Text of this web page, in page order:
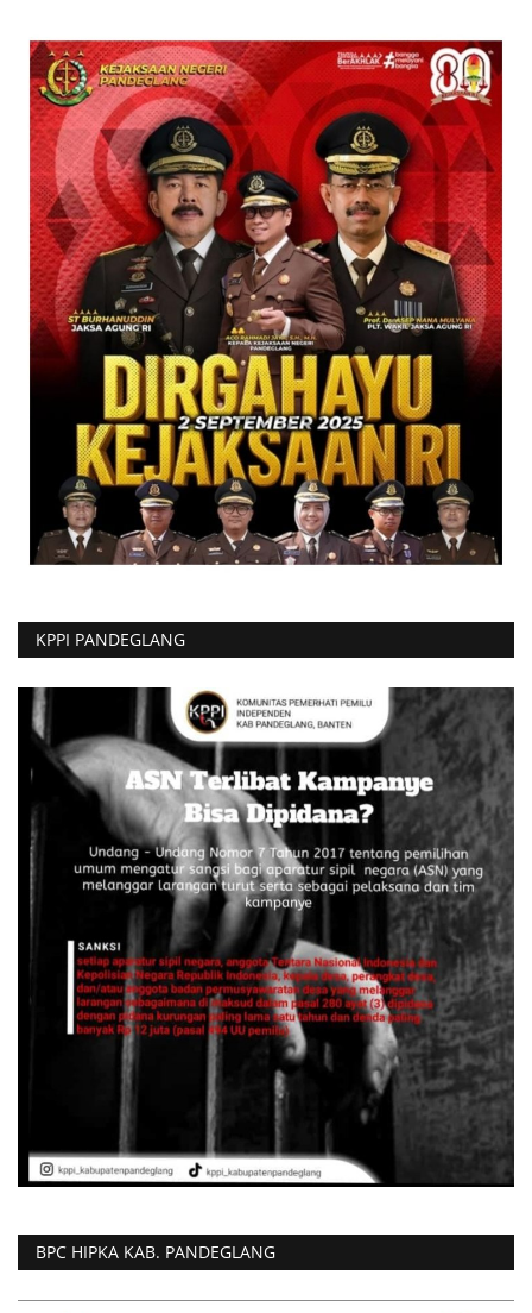
KPPI PANDEGLANG
BPC HIPKA KAB. PANDEGLANG